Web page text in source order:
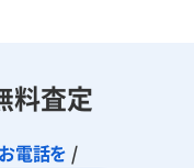
料査定
お電話を /